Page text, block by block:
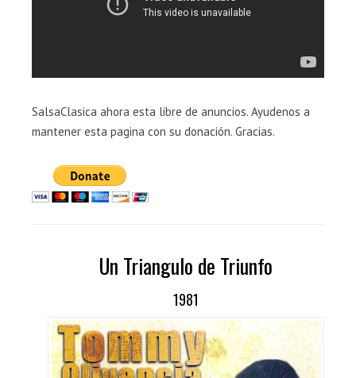
SalsaClasica ahora esta libre de anuncios. Ayudenos a
mantener esta pagina con su donación. Gracias.
Un Triangulo de Triunfo
1981